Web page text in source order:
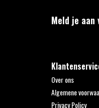
Meld je aan
Over ons
Algemene
Privacy Policy